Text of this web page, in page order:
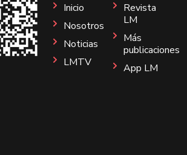
Inicio
Nosotros
Noticias
LMTV
Revista
LM
Más
publicaciones
App LM